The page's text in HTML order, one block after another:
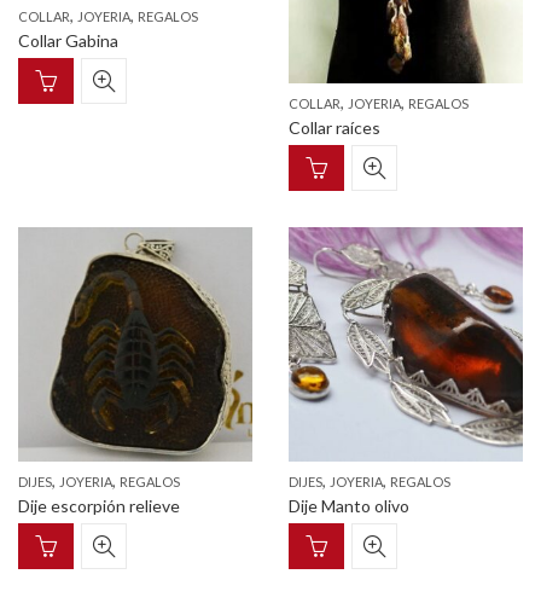
COLLAR, JOYERIA, REGALOS
Collar Gabina
COLLAR, JOYERIA, REGALOS
Collar raíces
DIJES, JOYERIA, REGALOS
Dije escorpión relieve
DIJES, JOYERIA, REGALOS
Dije Manto olivo